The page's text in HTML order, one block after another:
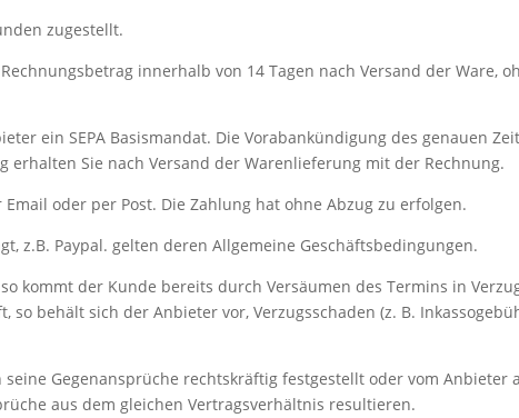
zugestellt.
innerhalb von 14 Tagen nach Versand der Ware,
ein SEPA Basismandat. Die Vorabankündigung des genauen
erhalten Sie nach Versand der Warenlieferung mit der Rechnung.
oder per Post. Die Zahlung hat ohne Abzug zu erfolgen.
z.B. Paypal. gelten deren Allgemeine Geschäftsbedingungen.
kommt der Kunde bereits durch Versäumen des Termins in
behält sich der Anbieter vor, Verzugsschaden (z. B.
Gegenansprüche rechtskräftig festgestellt oder vom Anbieter
aus dem gleichen Vertragsverhältnis resultieren.